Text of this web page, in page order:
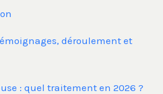
déroulement et
: quel traitement en 2026 ?